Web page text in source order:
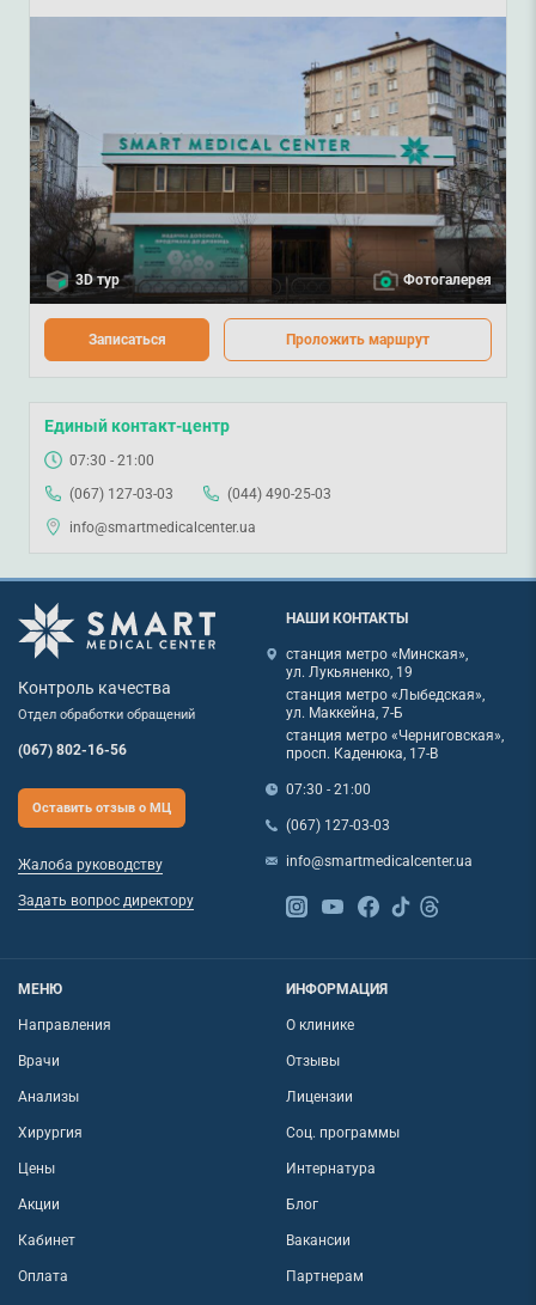
3D тур Фотогалерея
Записаться Проложить маршрут
Единый контакт-центр
07:30 - 21:00
(067) 127-03-03
(044) 490-25-03
info@smartmedicalcenter.ua
Контроль качества
Отдел обработки обращений
(067) 802-16-56
Оставить отзыв о МЦ
Жалоба руководству
Задать вопрос директору
НАШИ КОНТАКТЫ
станция метро «Минская»,
ул. Лукьяненко, 19
станция метро «Лыбедская»,
ул. Маккейна, 7-Б
станция метро «Черниговская»,
просп. Каденюка, 17-В
07:30 - 21:00
(067) 127-03-03
info@smartmedicalcenter.ua
МЕНЮ
Направления
Врачи
Анализы
Хирургия
Цены
Акции
Кабинет
Оплата
ИНФОРМАЦИЯ
О клинике
Отзывы
Лицензии
Соц. программы
Интернатура
Блог
Вакансии
Партнерам